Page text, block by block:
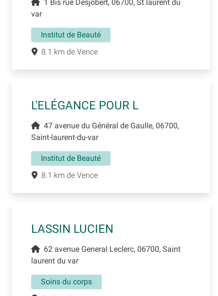
1 Bis rue Desjobert, 06700, St laurent du
var
Institut de Beauté
8.1 km de Vence
L'ELÉGANCE POUR L
47 avenue du Général de Gaulle, 06700,
Saint-laurent-du-var
Institut de Beauté
8.1 km de Vence
LASSIN LUCIEN
62 avenue General Leclerc, 06700, Saint
laurent du var
Soins du corps